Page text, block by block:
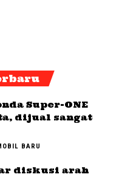
Super-ONE
dijual sangat
BARU
diskusi arah